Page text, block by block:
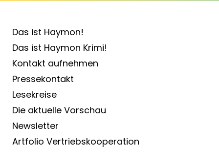
Das ist Haymon!
Das ist Haymon Krimi!
Kontakt aufnehmen
Pressekontakt
Lesekreise
Die aktuelle Vorschau
Newsletter
Artfolio Vertriebs­kooperation